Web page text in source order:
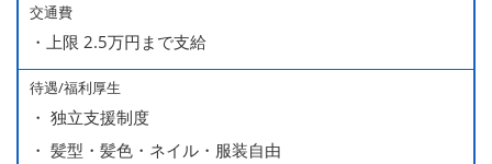
交通費
・上限 2.5万円まで支給
待遇/福利厚生
・ 独立支援制度
・ 髪型・髪色・ネイル・服装自由